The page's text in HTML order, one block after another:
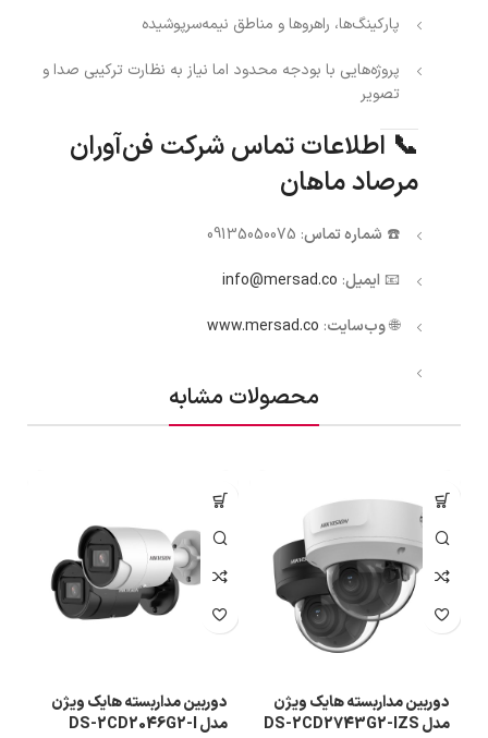
پارکینگ‌ها، راهروها و مناطق نیمه‌سرپوشیده
پروژه‌هایی با بودجه محدود اما نیاز به نظارت ترکیبی صدا و
تصویر
📞 اطلاعات تماس شرکت فن‌آوران
مرصاد ماهان
☎️ شماره تماس: 09135050075
📧 ایمیل:
info@mersad.co
🌐وب‌سایت:
www.mersad.co
محصولات مشابه
دوربین مداربسته هایک ویژن
مدل DS-2CD2743G2-IZS
دوربین مداربسته هایک ویژن
مدل DS-2CD2046G2-I